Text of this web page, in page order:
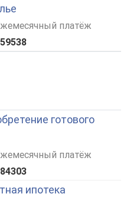
платёж
готового
платёж
ипотека